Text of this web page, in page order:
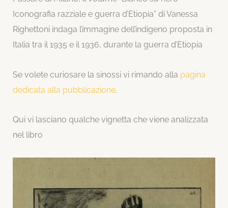
Iconografia razziale e guerra d’Etiopia” di Vanessa
Righettoni indaga l’immagine dell’indigeno proposta in
Italia tra il 1935 e il 1936, durante la guerra d’Etiopia
Se volete curiosare la sinossi vi rimando alla pagina
dedicata alla pubblicazione.
Qui vi lasciano qualche vignetta che viene analizzata
nel libro